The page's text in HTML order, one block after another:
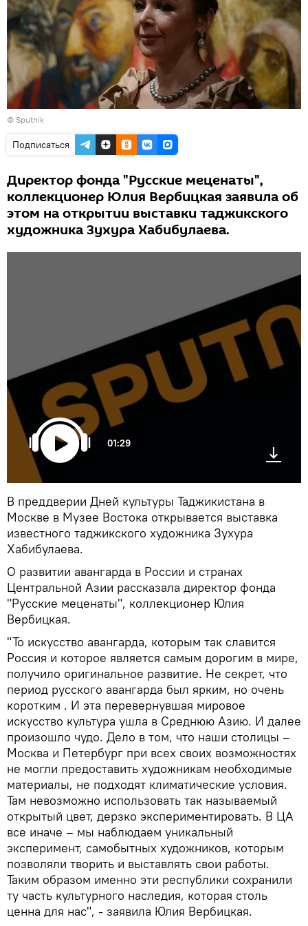
© Sputnik
Подписаться
Директор фонда "Русские меценаты",
коллекционер Юлия Вербицкая заявила об
этом на открытии выставки таджикского
художника Зухура Хабибулаева.
01:29
В преддверии Дней культуры Таджикистана в
Москве в Музее Востока открывается выставка
известного таджикского художника Зухура
Хабибулаева.
О развитии авангарда в России и странах
Центральной Азии рассказала директор фонда
"Русские меценаты", коллекционер Юлия
Вербицкая.
"То искусство авангарда, которым так славится
Россия и которое является самым дорогим в мире,
получило оригинальное развитие. Не секрет, что
период русского авангарда был ярким, но очень
коротким . И эта перевернувшая мировое
искусство культура ушла в Среднюю Азию. И далее
произошло чудо. Дело в том, что наши столицы –
Москва и Петербург при всех своих возможностях
не могли предоставить художникам необходимые
материалы, не подходят климатические условия.
Там невозможно использовать так называемый
открытый цвет, дерзко экспериментировать. В ЦА
все иначе – мы наблюдаем уникальный
эксперимент, самобытных художников, которым
позволяли творить и выставлять свои работы.
Таким образом именно эти республики сохранили
ту часть культурного наследия, которая столь
ценна для нас", - заявила Юлия Вербицкая.